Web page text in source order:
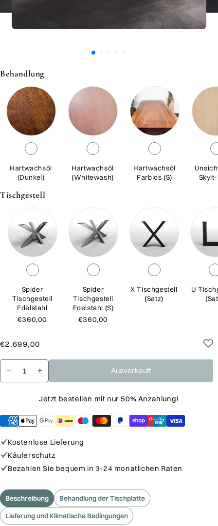
Behandlung
Hartwachsöl
(Dunkel)
Hartwachsöl
(Whitewash)
Hartwachsöl
Farblos (S)
Tischgestell
Spider
Tischgestell
Edelstahl
€360,00
Spider
Tischgestell
Edelstahl (S)
€360,00
X Tischgestell
(Satz)
U
Normaler
Verkaufspreis
€2.699,00
Verringere
für
Baumscheiben
Esstisch
-
330
90
x
7
Erhöhe
Menge
Baumscheiben
Esstisch
-
330
90
x
7
Ausverkauft
Jetzt bestellen mit nur 50% Anzahlung!
Kostenlose Lieferung
Käuferschutz
Bezahlen Sie bequem in 3-24 monatlichen Raten
Beschreibung
Behandlung der Tischplatte
Lieferung und Klimatische Bedingungen